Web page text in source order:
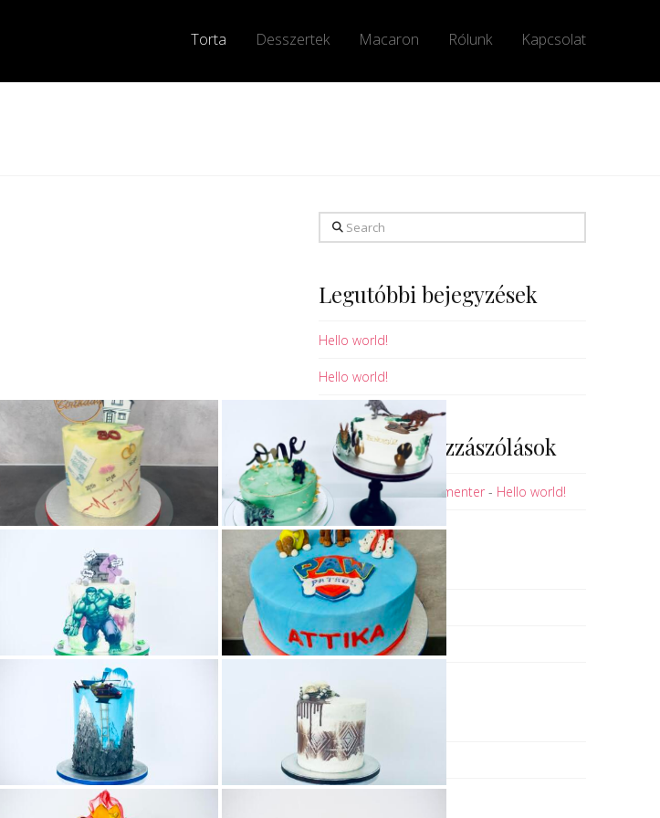
Torta Desszertek Macaron Rólunk Kapcsolat
Search
Legutóbbi bejegyzések
Hello world!
Hello world!
Legutóbbi hozzászólások
A WordPress Commenter - Hello world!
Archívum
2021. március
2019. október
Kategóriák
Uncategorized